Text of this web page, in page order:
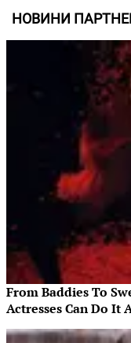
НОВИНИ
From Baddies To
Actresses Can Do It